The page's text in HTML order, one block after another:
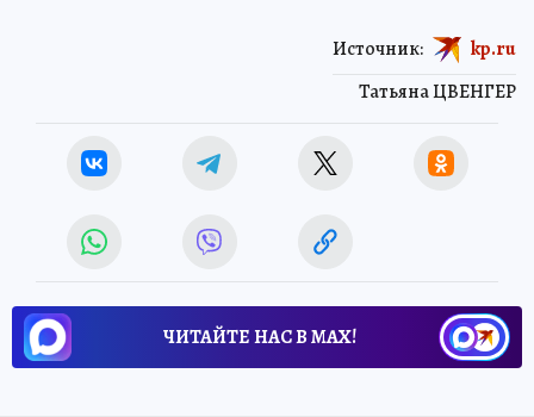
Татьяна ЦВЕНГЕР
Источник: kp.ru
ЧИТАЙТЕ НАС В МАХ!